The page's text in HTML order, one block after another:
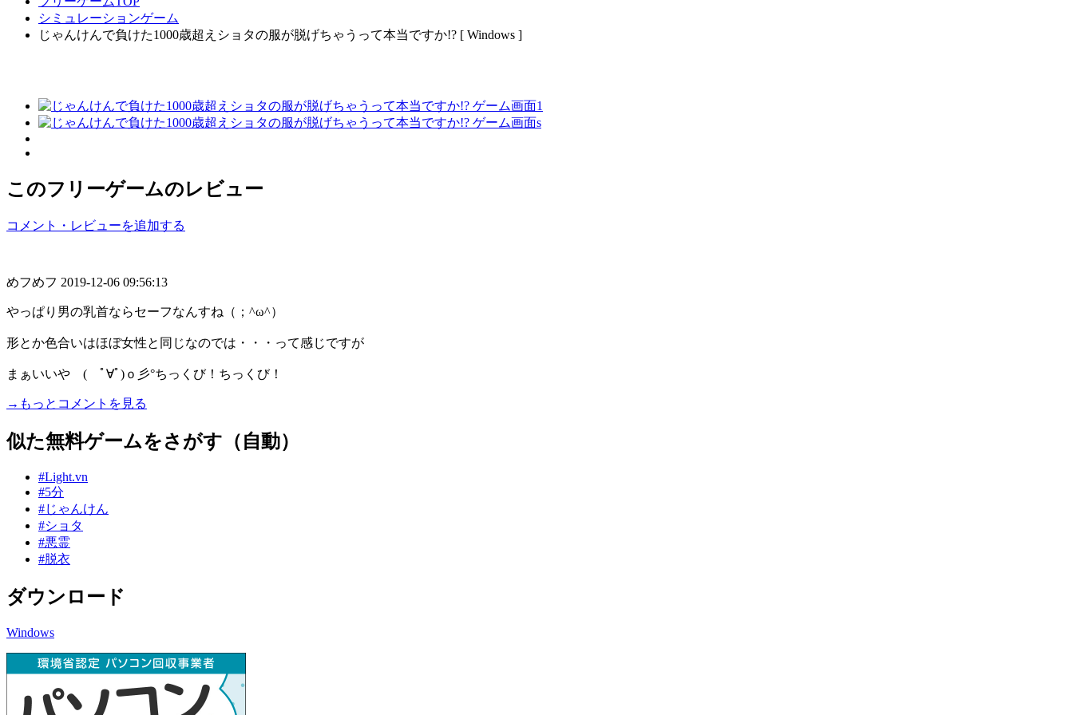
シミュレーションゲーム
じゃんけんで負けた1000歳超えショタの服が脱げちゃうって本当ですか!? [ Windows ]
このフリーゲームのレビュー
コメント・レビューを追加する
めフめフ 2019-12-06 09:56:13
やっぱり男の乳首ならセーフなんすね（；^ω^）
形とか色合いはほぼ女性と同じなのでは・・・って感じですが
まぁいいや ( ﾟ∀ﾟ)ｏ彡°ちっくび！ちっくび！
→もっとコメントを見る
似た無料ゲームをさがす（自動）
#Light.vn
#5分
#じゃんけん
#ショタ
#悪霊
#脱衣
ダウンロード
Windows